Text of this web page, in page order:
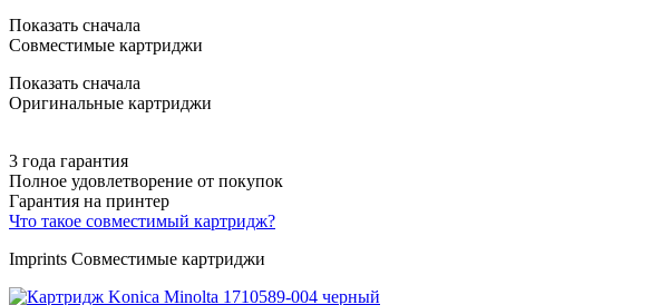
Показать сначала
Совместимые картриджи
Показать сначала
Оригинальные картриджи
3 года гарантия
Полное удовлетворение от покупок
Гарантия на принтер
Что такое совместимый картридж?
Imprints Совместимые картриджи